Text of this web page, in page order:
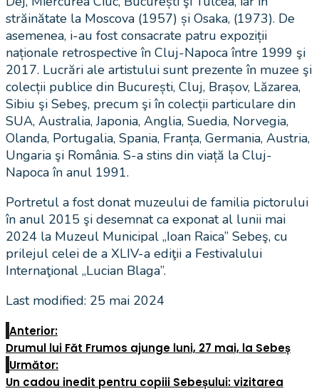
străinătate la Moscova (1957) și Osaka, (1973). De
asemenea, i-au fost consacrate patru expoziții
naționale retrospective în Cluj-Napoca între 1999 şi
2017. Lucrări ale artistului sunt prezente în muzee şi
colecții publice din București, Cluj, Brașov, Lăzarea,
Sibiu şi Sebeş, precum şi în colecții particulare din
SUA, Australia, Japonia, Anglia, Suedia, Norvegia,
Olanda, Portugalia, Spania, Franța, Germania, Austria,
Ungaria şi România. S-a stins din viață la Cluj-
Napoca în anul 1991.
Portretul a fost donat muzeului de familia pictorului
în anul 2015 şi desemnat ca exponat al lunii mai
2024 la Muzeul Municipal „Ioan Raica” Sebeş, cu
prilejul celei de a XLIV-a ediţii a Festivalului
Internaţional „Lucian Blaga”.
Last modified: 25 mai 2024
Anterior:
Drumul lui Făt Frumos ajunge luni, 27 mai, la Sebeș
Următor:
Un cadou inedit pentru copiii Sebeșului: vizitarea